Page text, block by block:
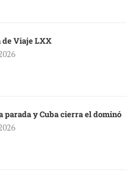
de Viaje LXX
parada y Cuba cierra el dominó